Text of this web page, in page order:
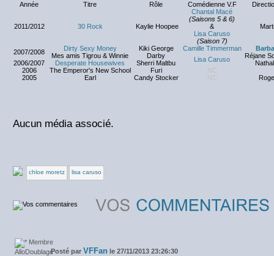
Année Titre Rôle Comédienne V.F
2011/2012 30 Rock Kaylie Hoopee
Chantal Macé
(Saisons 5 & 6)
&
Lisa Caruso
(Saison 7)
2007/2008 Dirty Sexy Money Kiki George Camille Timmerman
Mes amis Tigrou & Winnie
Darby Lisa Caruso
Réjane
2006/2007
Desperate Housewives Sherri Maltbu
2006
The Emperor's New School Furi
NC
2005
Earl Candy Stocker NC
Aucun média associé.
chloe moretz lisa caruso
Posté par VFFan le 27/11/2013 23:26:30